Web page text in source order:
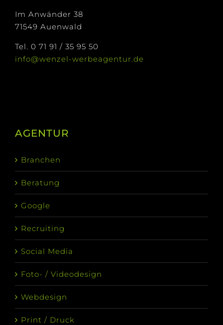
Im Anwänder 38
71549 Auenwald
Tel. 0 71 91 / 35 95 50
info@wenzel-werbeagentur.de
AGENTUR
Branchen
Beratung
Google
Recruiting
Social Media
Foto- / Videodesign
Webdesign
Print / Druck